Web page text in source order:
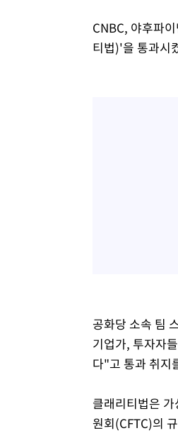
CNBC, 야후파
티법)'을 통과시
공화당 소속 팀
기업가, 투자자
다"고 통과 취지
클래리티법은
원회(CFTC)의